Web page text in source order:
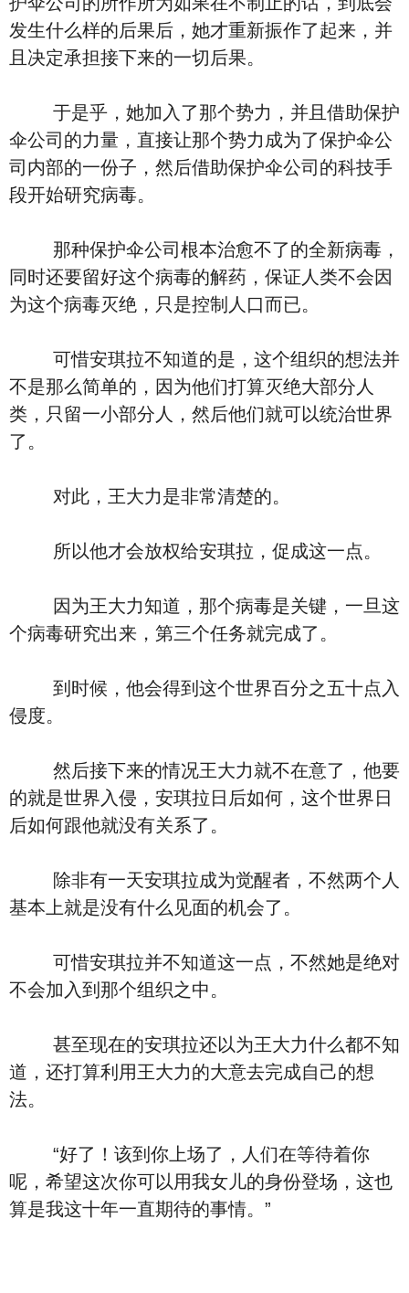
发生什么样的后果后，她才重新振作了起来，并
且决定承担接下来的一切后果。
于是乎，她加入了那个势力，并且借助保护
伞公司的力量，直接让那个势力成为了保护伞公
司内部的一份子，然后借助保护伞公司的科技手
段开始研究病毒。
那种保护伞公司根本治愈不了的全新病毒，
同时还要留好这个病毒的解药，保证人类不会因
为这个病毒灭绝，只是控制人口而已。
可惜安琪拉不知道的是，这个组织的想法并
不是那么简单的，因为他们打算灭绝大部分人
类，只留一小部分人，然后他们就可以统治世界
了。
对此，王大力是非常清楚的。
所以他才会放权给安琪拉，促成这一点。
因为王大力知道，那个病毒是关键，一旦这
个病毒研究出来，第三个任务就完成了。
到时候，他会得到这个世界百分之五十点入
侵度。
然后接下来的情况王大力就不在意了，他要
的就是世界入侵，安琪拉日后如何，这个世界日
后如何跟他就没有关系了。
除非有一天安琪拉成为觉醒者，不然两个人
基本上就是没有什么见面的机会了。
可惜安琪拉并不知道这一点，不然她是绝对
不会加入到那个组织之中。
甚至现在的安琪拉还以为王大力什么都不知
道，还打算利用王大力的大意去完成自己的想
法。
“好了！该到你上场了，人们在等待着你
呢，希望这次你可以用我女儿的身份登场，这也
算是我这十年一直期待的事情。”